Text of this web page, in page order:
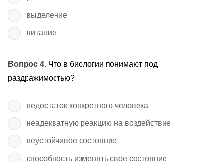
выделение
питание
Вопрос 4. Что в биологии понимают под
раздражимостью?
недостаток конкретного человека
неадекватную реакцию на воздействие
неустойчивое состояние
способность изменять свое состояние